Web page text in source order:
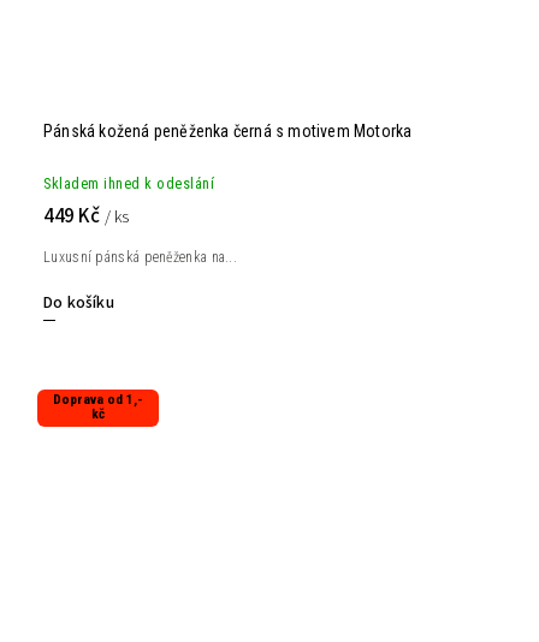
Pánská kožená peněženka černá s motivem Motorka
Skladem ihned k odeslání
449 Kč / ks
Do košíku
Luxusní pánská peněženka na...
Doprava od 1,-
kč